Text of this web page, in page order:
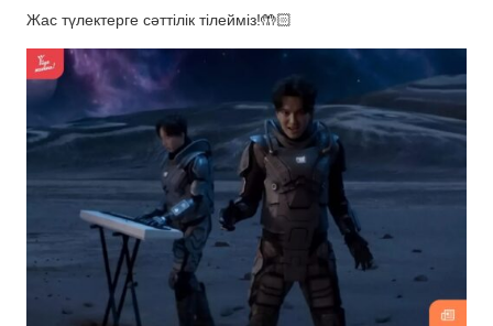
Жас түлектерге сәттілік тілейміз!🤲🏻